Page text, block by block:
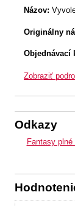
Názov:
Originálny
Objednávací
Zobraziť
Odkazy
Fantasy